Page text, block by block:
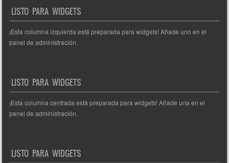
LISTO PARA WIDGETS
¡Esta columna izquierda está preparada para widgets! Añade uno en el
panel de administración.
LISTO PARA WIDGETS
¡Esta columna centrada está preparada para widgets! Añade una en el
panel de administración.
LISTO PARA WIDGETS